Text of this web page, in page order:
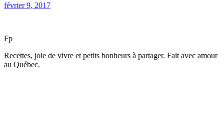
février 9, 2017
Fp
Recettes, joie de vivre et petits bonheurs à partager. Fait avec amour
au Québec.